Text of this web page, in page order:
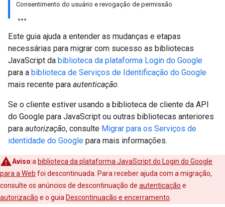
Consentimento do usuário e revogação de permissão
Este guia ajuda a entender as mudanças e etapas
necessárias para migrar com sucesso as bibliotecas
JavaScript da biblioteca da plataforma Login do Google
para a biblioteca de Serviços de Identificação do Google
mais recente para autenticação.
Se o cliente estiver usando a biblioteca de cliente da API
do Google para JavaScript ou outras bibliotecas anteriores
para autorização, consulte Migrar para os Serviços de
identidade do Google para mais informações.
Aviso:a biblioteca da plataforma JavaScript do Login do Google
para a Web foi descontinuada. Para receber ajuda com a migração,
consulte os anúncios de descontinuação de autenticação e
autorização e o guia Descontinuação e encerramento